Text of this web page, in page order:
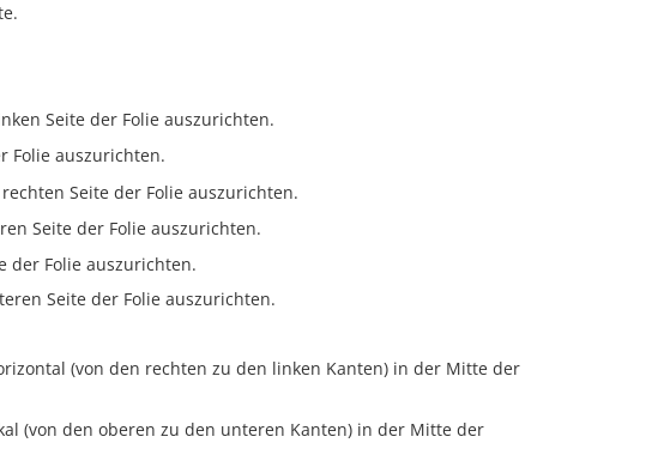
Seite der Folie auszurichten.
Folie auszurichten.
Seite der Folie auszurichten.
Seite der Folie auszurichten.
der Folie auszurichten.
Seite der Folie auszurichten.
(von den rechten zu den linken Kanten) in der Mitte der
(von den oberen zu den unteren Kanten) in der Mitte der